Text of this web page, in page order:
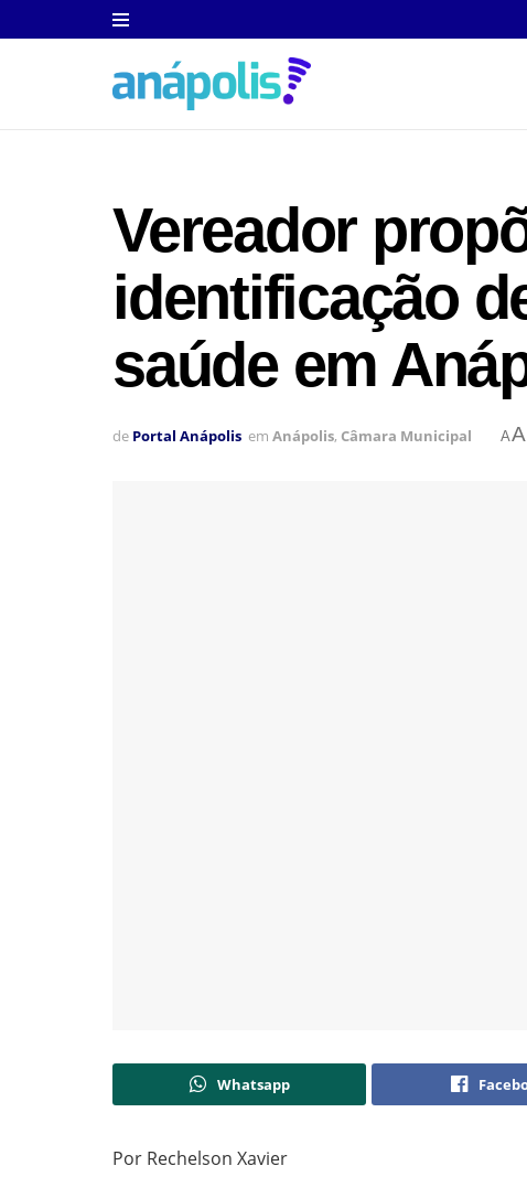
Vereador
identificação
saúde em
de Portal Anápolis em Anápolis, Câmara Municipal AA
Whatsapp
Por Rechelson Xavier